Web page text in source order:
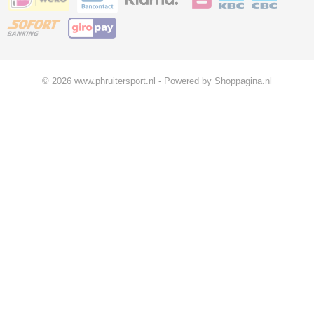
© 2026 www.phruitersport.nl - Powered by Shoppagina.nl